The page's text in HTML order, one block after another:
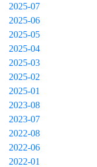
2025-07
2025-06
2025-05
2025-04
2025-03
2025-02
2025-01
2023-08
2023-07
2022-08
2022-06
2022-01